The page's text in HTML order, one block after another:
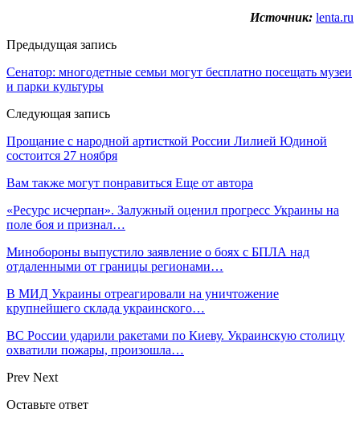
Источник: lenta.ru
Предыдущая запись
Сенатор: многодетные семьи могут бесплатно посещать музеи
и парки культуры
Следующая запись
Прощание с народной артисткой России Лилией Юдиной
состоится 27 ноября
Вам также могут понравиться Еще от автора
«Ресурс исчерпан». Залужный оценил прогресс Украины на
поле боя и признал…
Минобороны выпустило заявление о боях с БПЛА над
отдаленными от границы регионами…
В МИД Украины отреагировали на уничтожение
крупнейшего склада украинского…
ВС России ударили ракетами по Киеву. Украинскую столицу
охватили пожары, произошла…
Prev Next
Оставьте ответ